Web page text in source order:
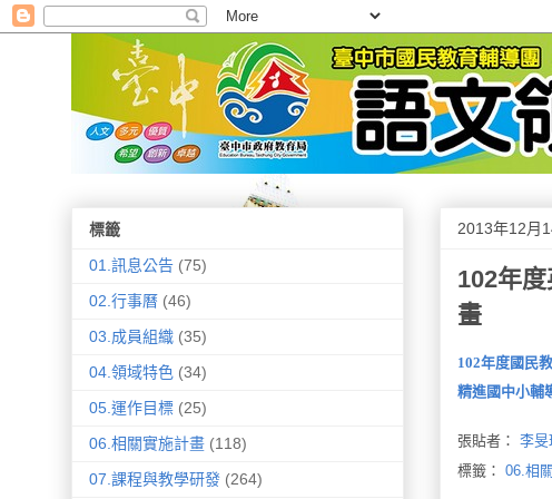
2013年12月
102年
畫
102年度國民
精進國中小輔
張貼者： 李旻
標籤： 06.相
標籤
01.訊息公告 (75)
02.行事曆 (46)
03.成員組織 (35)
04.領域特色 (34)
05.運作目標 (25)
06.相關實施計畫 (118)
07.課程與教學研發 (264)